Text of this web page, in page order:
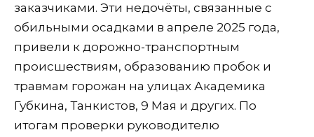
заказчиками. Эти недочёты, связанные с
обильными осадками в апреле 2025 года,
привели к дорожно-транспортным
происшествиям, образованию пробок и
травмам горожан на улицах Академика
Губкина, Танкистов, 9 Мая и других. По
итогам проверки руководителю